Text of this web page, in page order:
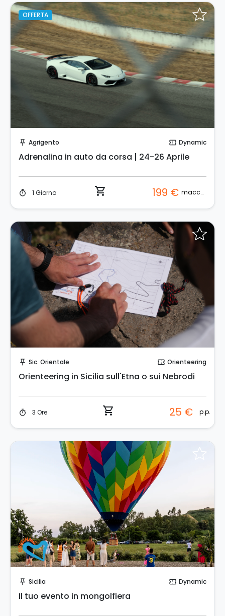
OFFERTA
push_pin Agrigento confirmation_number Dynamic
Adrenalina in auto da corsa | 24-26 Aprile
timer 1 Giorno shopping_cart 199 € macchina
push_pin Sic. Orientale confirmation_number Orienteering
Orienteering in Sicilia sull'Etna o sui Nebrodi
timer 3 Ore shopping_cart 25 € p.p.
push_pin Sicilia confirmation_number Dynamic
Il tuo evento in mongolfiera